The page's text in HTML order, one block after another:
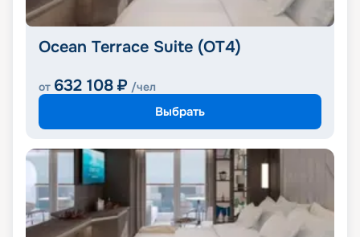
Ocean Terrace Suite (OT4)
от 632 108 ₽ /чел
Выбрать